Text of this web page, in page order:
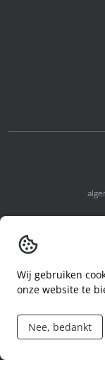
Wij gebruiken
onze website te
Nee, bedankt